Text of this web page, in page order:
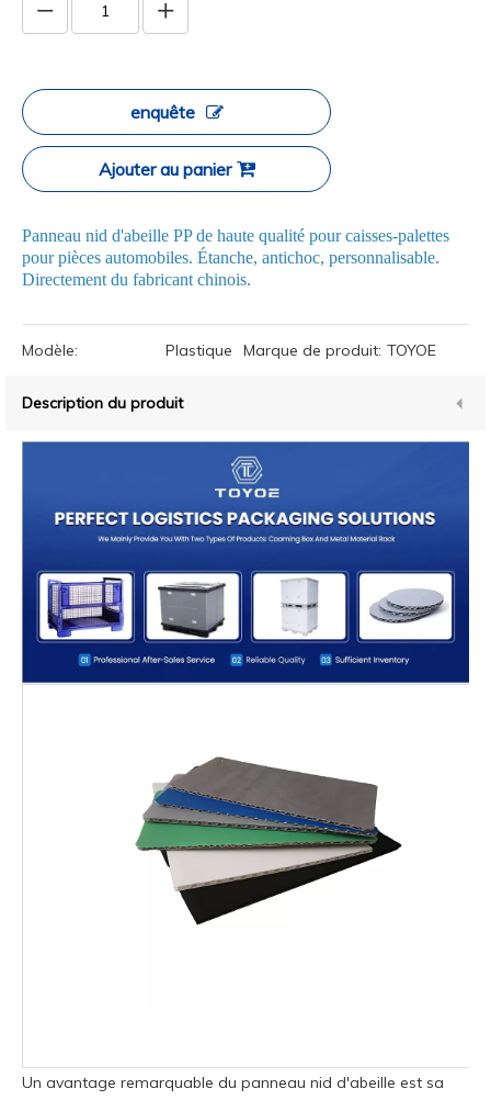
enquête
Ajouter au panier
Panneau nid d'abeille PP de haute qualité pour caisses-palettes
pour pièces automobiles. Étanche, antichoc, personnalisable.
Directement du fabricant chinois.
Modèle: Plastique Marque de produit: TOYOE
Description du produit
Un avantage remarquable du panneau nid d'abeille est sa